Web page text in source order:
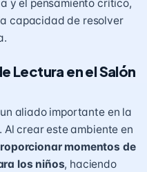
y el pensamiento crítico,
capacidad de resolver
Lectura en el Salón
aliado importante en la
crear este ambiente en
momentos de
los niños, haciendo